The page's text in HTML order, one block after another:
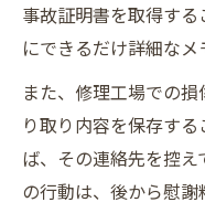
事故証明書を取得す
にできるだけ詳細なメ
また、修理工場での
り取り内容を保存す
ば、その連絡先を控
の行動は、後から慰